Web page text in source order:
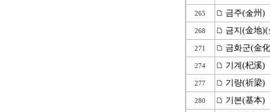
265 금주(金州)
268 금지(金地)(
271 금화군(金
274 기계(杞溪)
277 기량(祈梁)
280 기본(基本)